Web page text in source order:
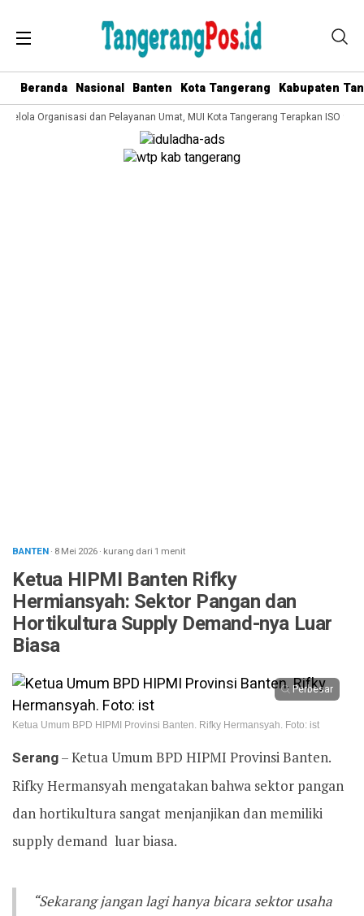
Beranda Nasional Banten Kota Tangerang Kabupaten
Organisasi dan Pelayanan Umat, MUI Kota Tangerang Terapkan ISO
BANTEN· 8 Mei 2026· kurang dari 1 menit
Ketua HIPMI Banten Rifky
Hermiansyah: Sektor Pangan dan
Hortikultura Supply Demand-nya Luar
Biasa
Perbesar
Ketua Umum BPD HIPMI Provinsi Banten. Rifky Hermansyah. Foto: ist
Serang– Ketua Umum BPD HIPMI Provinsi Banten.
Rifky Hermansyah mengatakan bahwa sektor pangan
dan hortikultura sangat menjanjikan dan memiliki
supply demand luar biasa.
“Sekarang jangan lagi hanya bicara sektor usaha